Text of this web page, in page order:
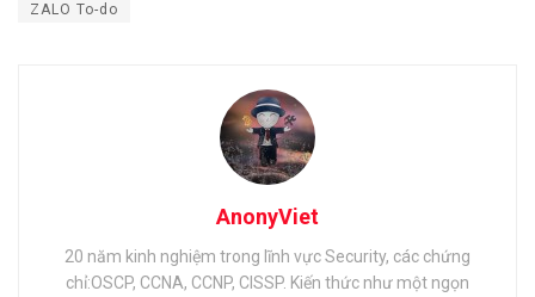
ZALO To-do
AnonyViet
20 năm kinh nghiệm trong lĩnh vực Security, các chứng
chỉ:OSCP, CCNA, CCNP, CISSP. Kiến thức như một ngọn